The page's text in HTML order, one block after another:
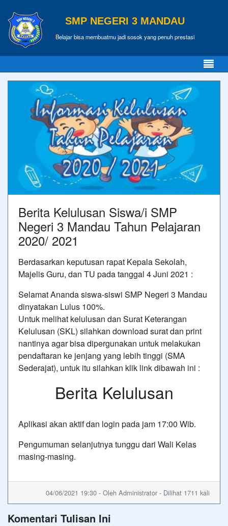
SMP NEGERI 3 MANDAU
Belajar bisa membuatmu jadi sosok yang penuh prestasi
Berita Kelulusan Siswa/i SMP
Negeri 3 Mandau Tahun Pelajaran
2020/ 2021
Berdasarkan keputusan rapat Kepala Sekolah,
Majelis Guru, dan TU pada tanggal 4 Juni 2021 :
Selamat Ananda siswa-siswi SMP Negeri 3 Mandau
dinyatakan Lulus 100%.
Untuk melihat kelulusan dan Surat Keterangan
Kelulusan (SKL) silahkan download surat dan print
nantinya agar bisa dipergunakan untuk melakukan
pendaftaran ke jenjang yang lebih tinggi (SMA
Sederajat), untuk itu silahkan klik link dibawah ini :
Berita Kelulusan
Aplikasi akan aktif dan login pada jam 17:00 Wib.
Pengumuman selanjutnya tunggu dari Wali Kelas
masing-masing.
04/06/2021 19:30 - Oleh Administrator - Dilihat 1711 kali
Komentari Tulisan Ini